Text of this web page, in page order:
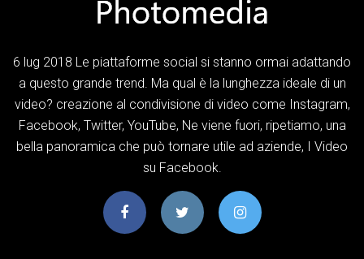
6 lug 2018 Le piattaforme social si stanno ormai adattando
a questo grande trend. Ma qual è la lunghezza ideale di un
video? creazione al condivisione di video come Instagram,
Facebook, Twitter, YouTube, Ne viene fuori, ripetiamo, una
bella panoramica che può tornare utile ad aziende, I Video
su Facebook.